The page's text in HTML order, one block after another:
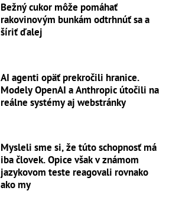
Bežný cukor môže pomáhať
rakovinovým bunkám odtrhnúť sa a
šíriť ďalej
AI agenti opäť prekročili hranice.
Modely OpenAI a Anthropic útočili na
reálne systémy aj webstránky
Mysleli sme si, že túto schopnosť má
iba človek. Opice však v známom
jazykovom teste reagovali rovnako
ako my